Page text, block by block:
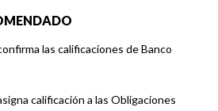
las calificaciones de Banco
calificación a las Obligaciones